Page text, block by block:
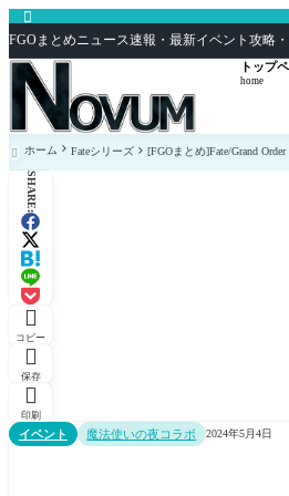

FGOまとめニュース速報・最新イベント攻略
トップ
home
 ホーム Fateシリーズ [FGOまとめ]Fate/Grand Order
SHARE:

コピー

保存

印刷
イベント 魔法使いの夜コラボ 2024年5月4日